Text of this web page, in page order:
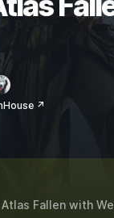
↗
Atlas Fallenwith